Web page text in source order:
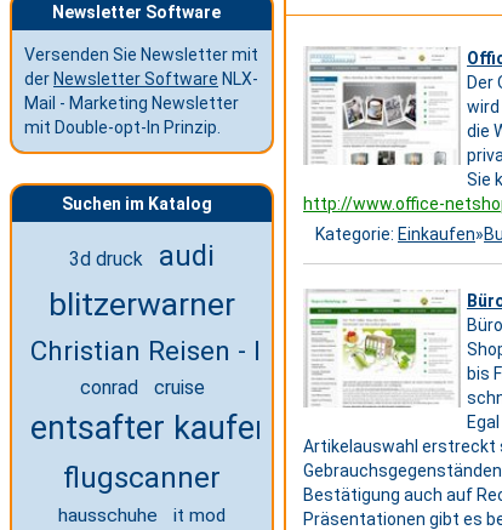
Newsletter Software
Versenden Sie Newsletter mit
der Newsletter Software NLX-
Mail - Marketing Newsletter
mit Double-opt-In Prinzip.
Suchen im Katalog
3d druck audi
blitzerwarner
Christian Reisen - Ihr Reisebüro in
conrad cruise
entsafter kaufen
flugscanner
hausschuhe it mod
Der
wird
die
Sie
http://www.office-
Kategorie: Einkaufen»
bis
Artikelauswahl erstreckt
Bestätigung auch auf
Präsentationen gibt es